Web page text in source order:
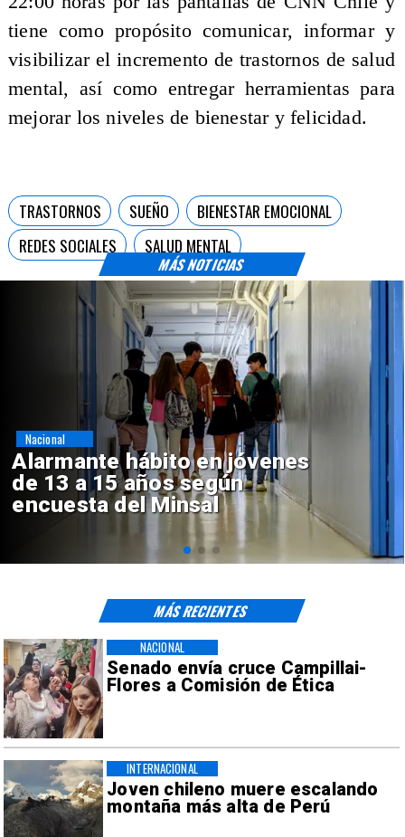
MÁS NOTICIAS
tiene como propósito comunicar, informar y
visibilizar el incremento de trastornos de salud
mental, así como entregar herramientas para
mejorar los niveles de bienestar y felicidad.​
TRASTORNOS SUEÑO
BIENESTAR EMOCIONAL
REDES SOCIALES
SALUD MENTAL
Aprueban creación del Parque
Sebastián Piñera con inversión
de $4 mil millones
Regiones
Senado envía cruce Campillai-
Flores a Comisión de Ética
NACIONAL
Joven chileno muere escalando
montaña más alta de Perú
INTERNACIONAL
MÁS RECIENTES